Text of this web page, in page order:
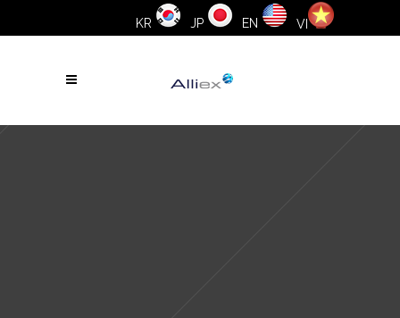
KR JP EN VI